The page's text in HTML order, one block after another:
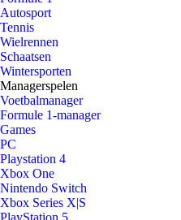
Autosport
Tennis
Wielrennen
Schaatsen
Wintersporten
Managerspelen
Voetbalmanager
Formule 1-manager
Games
PC
Playstation 4
Xbox One
Nintendo Switch
Xbox Series X|S
PlayStation 5